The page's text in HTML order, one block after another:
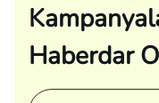
Haberdar